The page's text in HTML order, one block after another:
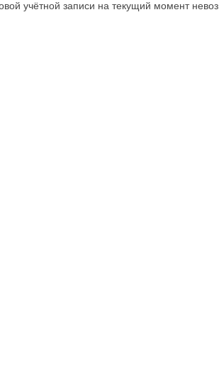
учётной записи на текущий момент